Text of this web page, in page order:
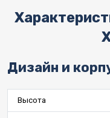
Дизайн и
Высота